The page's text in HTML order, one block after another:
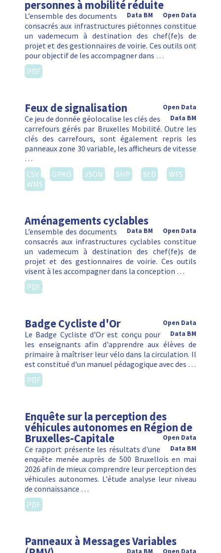
personnes à mobilité réduite
Open Data
Data BM
L’ensemble des documents
consacrés aux infrastructures piétonnes constitue
un vademecum à destination des chef(fe)s de
projet et des gestionnaires de voirie. Ces outils ont
pour objectif de les accompagner dans …
PDF
Feux de signalisation
Open Data
Data BM
Ce jeu de donnée géolocalise les clés des
carrefours gérés par Bruxelles Mobilité. Outre les
clés des carrefours, sont également repris les
panneaux zone 30 variable, les afficheurs de vitesse
…
CSV
GPKG JSON SHP SLD
WFS
WMS
Aménagements cyclables
Open Data
Data BM
L’ensemble des documents
consacrés aux infrastructures cyclables constitue
un vademecum à destination des chef(fe)s de
projet et des gestionnaires de voirie. Ces outils
visent à les accompagner dans la conception …
PDF
Badge Cycliste d'Or
Open Data
Data BM
Le Badge Cycliste d'Or est conçu pour
les enseignants afin d'apprendre aux élèves de
primaire à maîtriser leur vélo dans la circulation. Il
est constitué d'un manuel pédagogique avec des …
PDF
Enquête sur la perception des
véhicules autonomes en Région de
Bruxelles-Capitale
Open Data
Data BM
Ce rapport présente les résultats d'une
enquête menée auprès de 500 Bruxellois en mai
2026 afin de mieux comprendre leur perception des
véhicules autonomes. L'étude analyse leur niveau
de connaissance …
PDF
Panneaux à Messages Variables